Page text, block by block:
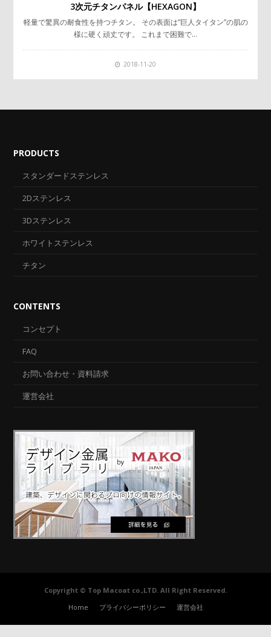
3次元チタンパネル【HEXAGON】
軽量で驚異の耐食性を持つチタン。 その表面は”巨人タイタン”の肌の
様に硬く頑丈です。 これまで困難で…
2018-11-20
PRODUCTS
スタンダードステンレス
2Dステンレス
3Dステンレス
ホワイトステンレス
チタン
CONTENTS
コンセプト
FAQ
お問い合わせ・資料請求
運営会社
Copyright © Top Macoat co.,LTD. All Right Reserved.
Home
プライバシーポリシー 運営会社